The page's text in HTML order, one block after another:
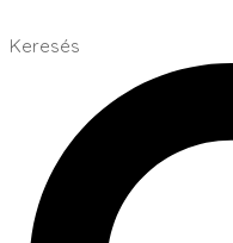
Keresés